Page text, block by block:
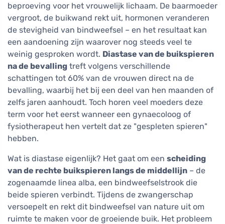
beproeving voor het vrouwelijk lichaam. De baarmoeder
vergroot, de buikwand rekt uit, hormonen veranderen
de stevigheid van bindweefsel – en het resultaat kan
een aandoening zijn waarover nog steeds veel te
weinig gesproken wordt. Diastase van de buikspieren
na de bevalling treft volgens verschillende
schattingen tot 60% van de vrouwen direct na de
bevalling, waarbij het bij een deel van hen maanden of
zelfs jaren aanhoudt. Toch horen veel moeders deze
term voor het eerst wanneer een gynaecoloog of
fysiotherapeut hen vertelt dat ze "gespleten spieren"
hebben.
Wat is diastase eigenlijk? Het gaat om een scheiding
van de rechte buikspieren langs de middellijn – de
zogenaamde linea alba, een bindweefselstrook die
beide spieren verbindt. Tijdens de zwangerschap
versoepelt en rekt dit bindweefsel van nature uit om
ruimte te maken voor de groeiende buik. Het probleem